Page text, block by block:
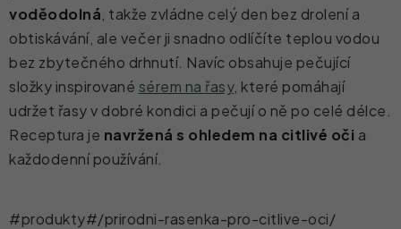
voděodolná , takže zvládne celý den bez drolení a
obtiskávání, ale večer ji snadno odlíčíte teplou vodou
bez zbytečného drhnutí. Navíc obsahuje pečující
složky inspirované sérem na řasy, které pomáhají
udržet řasy v dobré kondici a pečují o ně po celé délce.
Receptura je navržená s ohledem na citlivé oči a
každodenní používání.
#produkty#/prirodni-rasenka-pro-citlive-oci/